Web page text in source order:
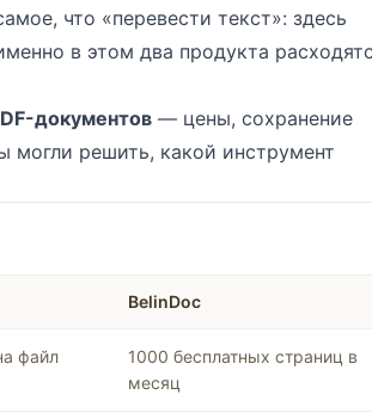
что «перевести текст»: здесь
в этом два продукта
документов — цены, сохранение
могли решить, какой инструмент
BelinDoc
файл
1000 бесплатных страниц в
месяц